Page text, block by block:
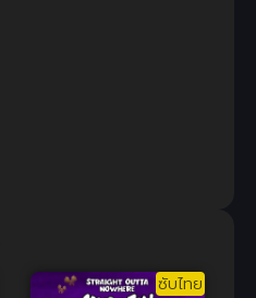
ซับไทย